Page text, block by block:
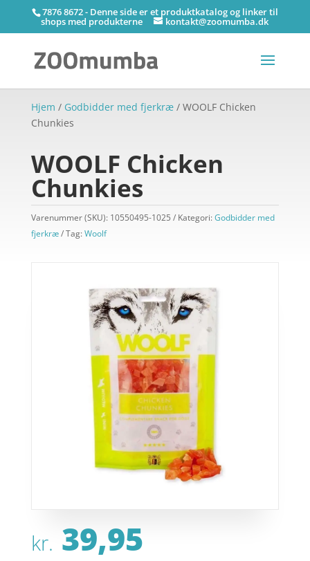
7876 8672 - Denne side er et produktkatalog og linker til
shops med produkterne kontakt@zoomumba.dk
Hjem / Godbidder med fjerkræ/ WOOLF Chicken
Chunkies
WOOLF Chicken
Chunkies
Varenummer (SKU): 10550495-1025 Kategori: Godbidder med
fjerkræ
Tag:Woolf
kr. 39,95